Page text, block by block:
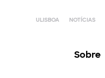
ULISBOA NOTÍCIAS
Sobre